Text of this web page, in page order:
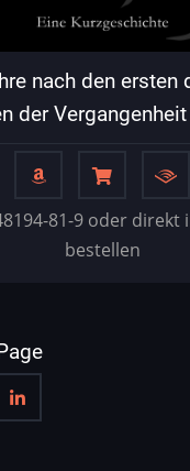
nach den ersten
der
81-9 oder direkt
bestellen